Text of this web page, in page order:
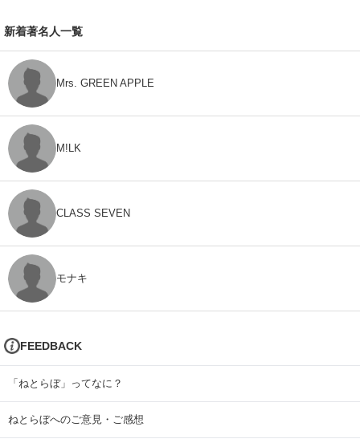
新着著名人一覧
Mrs. GREEN APPLE
M!LK
CLASS SEVEN
モナキ
FEEDBACK
「ねとらぼ」ってなに？
ねとらぼへのご意見・ご感想